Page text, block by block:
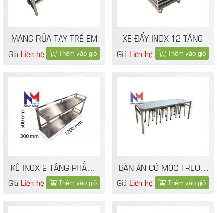
MÁNG RỬA TAY TRẺ EM
Giá Liên hệ Thêm vào giỏ
XE ĐẨY INOX 12 TẦNG
Giá Liên hệ Thêm vào giỏ
KỆ INOX 2 TẦNG PHẲNG
TREO TƯỜNG 1M2 304
Giá Liên hệ Thêm vào giỏ
BÀN ĂN CÓ MÓC TREO 8
GHẾ
Giá Liên hệ Thêm vào giỏ